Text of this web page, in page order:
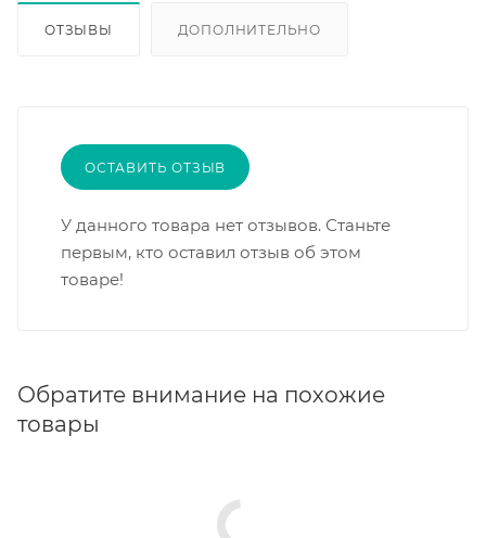
ОТЗЫВЫ ДОПОЛНИТЕЛЬНО
ОСТАВИТЬ ОТЗЫВ
У данного товара нет отзывов. Станьте
первым, кто оставил отзыв об этом
товаре!
Обратите внимание на похожие
товары